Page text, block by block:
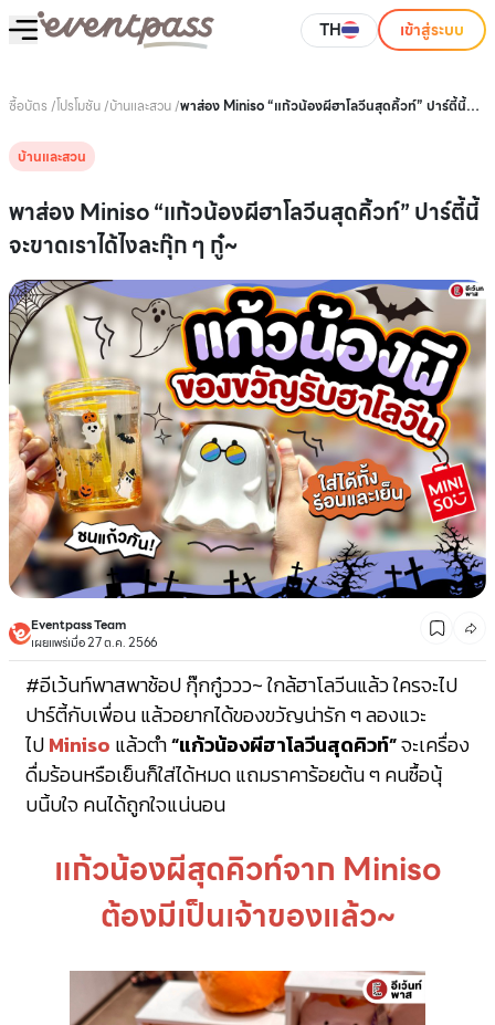
TH เข้าสู่ระบบ
ซื้อบัตร /โปรโมชัน/บ้านและสวน/พาส่อง Miniso “แก้วน้องผีฮาโลวีนสุดคิ้วท์” ปาร์ตี้นี้จะ
บ้านและสวน
พาส่อง Miniso “แก้วน้องผีฮาโลวีนสุดคิ้วท์” ปาร์ตี้นี้
จะขาดเราได้ไงละกุ๊ก ๆ กู๋~
Eventpass Team
เผยแพร่เมื่อ 27 ต.ค. 2566
#อีเว้นท์พาสพาช้อปกุ๊กกู๋ววว~ ใกล้ฮาโลวีนแล้ว ใครจะไป
ปาร์ตี้กับเพื่อน แล้วอยากได้ของขวัญน่ารัก ๆ ลองแวะ
ไปMiniso แล้วตำ“แก้วน้องผีฮาโลวีนสุดคิวท์”จะเครื่อง
ดื่มร้อนหรือเย็นก็ใส่ได้หมด แถมราคาร้อยต้น ๆ คนซื้อนุ้
บนิ้บใจ คนได้ถูกใจแน่นอน
แก้วน้องผีสุดคิวท์จาก Miniso
ต้องมีเป็นเจ้าของแล้ว~